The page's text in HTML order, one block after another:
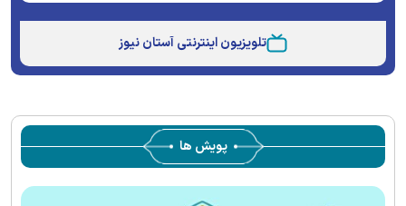
تلویزیون اینترنتی آستان نیوز
پویش ها